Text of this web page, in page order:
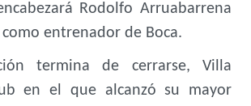
Rodolfo Arruabarrena
entrenador de Boca.
termina de cerrarse, Villa
en el que alcanzó su mayor